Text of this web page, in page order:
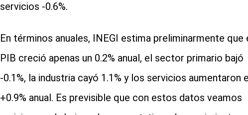
servicios -0.6%.
En términos anuales, INEGI estima preliminarmente que
PIB creció apenas un 0.2% anual, el sector primario bajó
-0.1%, la industria cayó 1.1% y los servicios aumentaron
+0.9% anual. Es previsible que con estos datos veamos